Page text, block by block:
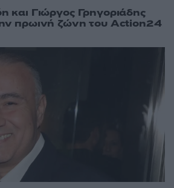
και Γιώργος Γρηγοριάδης
πρωινή ζώνη του Action24